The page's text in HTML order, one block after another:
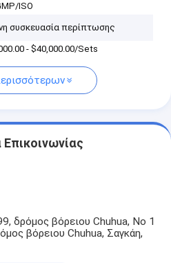
ISO
συσκευασία περίπτωσης
- $40,000.00/Sets
Επικοινωνίας
δρόμος βόρειου Chuhua, Νο 1
βόρειου Chuhua, Σαγκάη,